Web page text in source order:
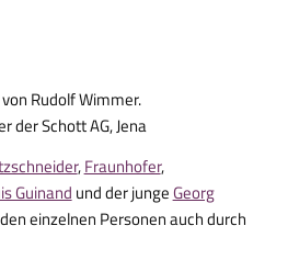
Rudolf Wimmer.
der Schott AG, Jena
,Fraunhofer,
Guinand und der jungeGeorg
einzelnen Personen auch durch